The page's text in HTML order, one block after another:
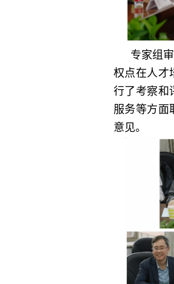
专家组
权点在人才
行了考察和
服务等方面
意见。